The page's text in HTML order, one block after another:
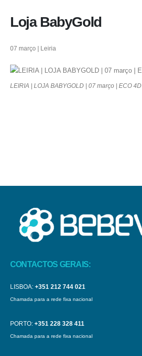
Loja BabyGold
07 março | Leiria
LEIRIA | LOJA BABYGOLD | 07 março | ECO 4D
CONTACTOS GERAIS:
LISBOA: +351 212 744 021
Chamada para a rede fixa nacional
PORTO: +351 228 328 411
Chamada para a rede fixa nacional